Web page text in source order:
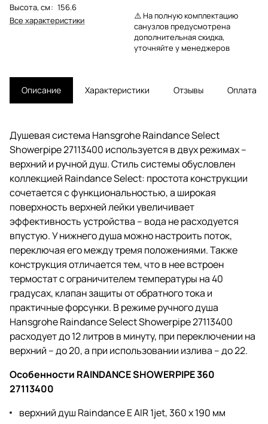
Высота, см: 156.6
Все характеристики
⚠️ На полную комплектацию
санузлов предусмотрена
дополнительная скидка,
уточняйте у менеджеров
Описание Характеристики Отзывы Оплата
Душевая система Hansgrohe Raindance Select
Showerpipe 27113400 используется в двух режимах –
верхний и ручной душ. Стиль системы обусловлен
коллекцией Raindance Select: простота конструкции
сочетается с функциональностью, а широкая
поверхность верхней лейки увеличивает
эффективность устройства – вода не расходуется
впустую. У нижнего душа можно настроить поток,
переключая его между тремя положениями. Также
конструкция отличается тем, что в нее встроен
термостат с ограничителем температуры на 40
градусах, клапан защиты от обратного тока и
практичные форсунки. В режиме ручного душа
Hansgrohe Raindance Select Showerpipe 27113400
расходует до 12 литров в минуту, при переключении на
верхний – до 20, а при использовании излива – до 22.
Особенности RAINDANCE SHOWERPIPE 360
27113400
верхний душ Raindance E AIR 1jet, 360 x 190 мм